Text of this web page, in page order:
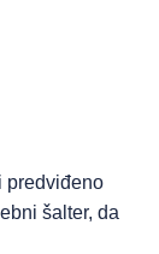
predviđeno
šalter, da